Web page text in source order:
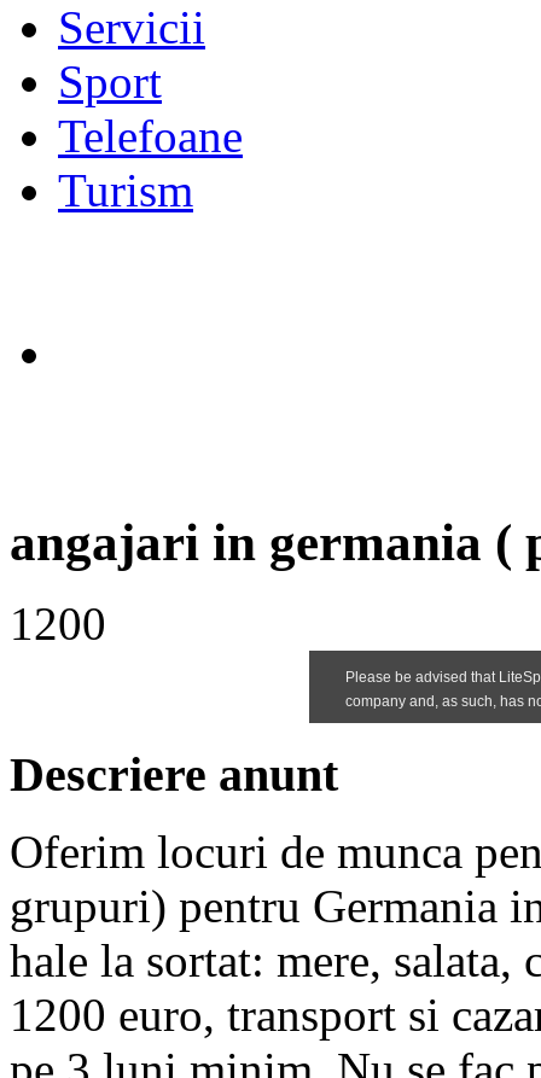
Servicii
Sport
Telefoane
Turism
angajari in germania (
1200
Descriere anunt
Oferim locuri de munca
grupuri) pentru Germania
hale la sortat: mere, salata,
1200 euro, transport si